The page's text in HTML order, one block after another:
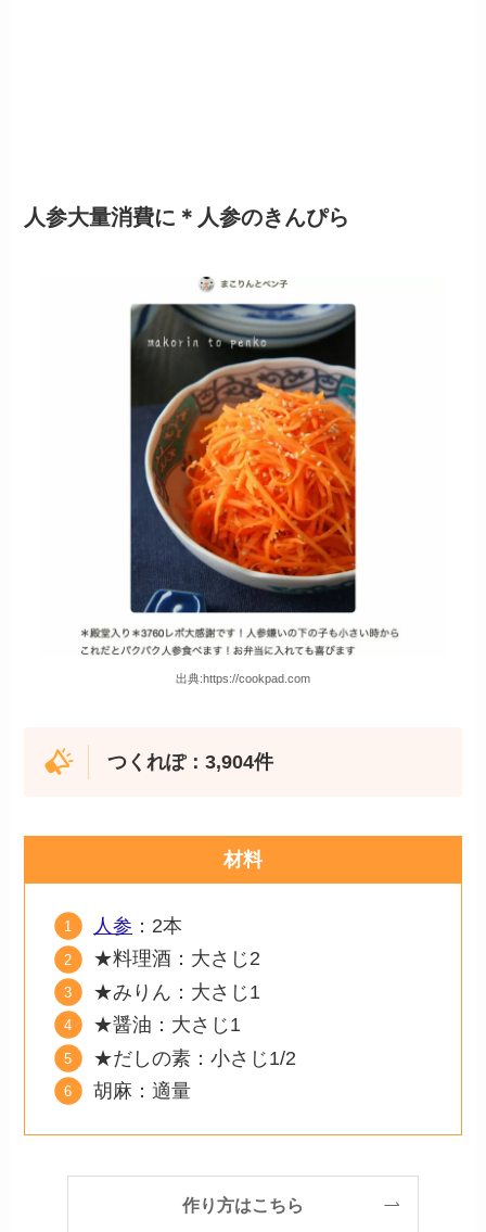
人参大量消費に＊人参のきんぴら
出典:https://cookpad.com
つくれぽ：3,904件
材料
人参 ：2本
★料理酒：大さじ2
★みりん：大さじ1
★醤油：大さじ1
★だしの素：小さじ1/2
胡麻：適量
作り方はこちら